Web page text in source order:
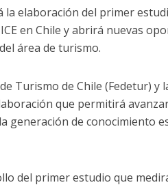
elaboración del primer
en Chile y abrirá nuevas
área de turismo.
Turismo de Chile (Fedetur) y
que permitirá
generación de conocimiento
del primer estudio que